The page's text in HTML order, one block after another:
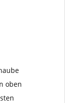
oben